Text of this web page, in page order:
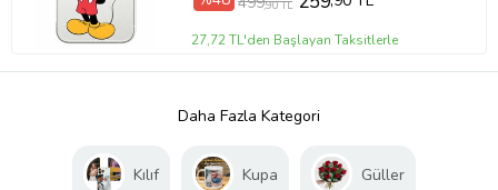
,90 TL
27,72 TL'den Başlayan Taksitlerle
Daha Fazla Kategori
Kılıf Kupa Güller